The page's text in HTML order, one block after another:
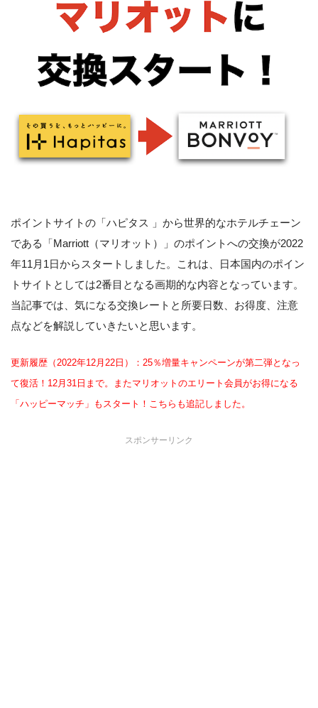
ポイントサイトの「ハピタス 」から世界的なホテルチェーン
である「Marriott（マリオット）」のポイントへの交換が2022
年11月1日からスタートしました。これは、日本国内のポイン
トサイトとしては2番目となる画期的な内容となっています。
当記事では、気になる交換レートと所要日数、お得度、注意
点などを解説していきたいと思います。
更新履歴（2022年12月22日）：25％増量キャンペーンが第二弾となっ
て復活！12月31日まで。またマリオットのエリート会員がお得になる
「ハッピーマッチ」もスタート！こちらも追記しました。
スポンサーリンク